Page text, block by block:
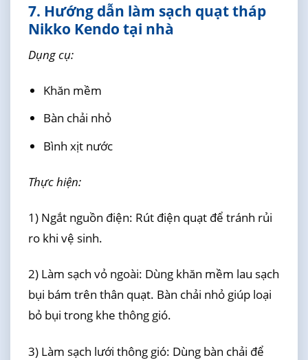
7. Hướng dẫn làm sạch quạt tháp
Nikko Kendo tại nhà
Dụng cụ:
Khăn mềm
Bàn chải nhỏ
Bình xịt nước
Thực hiện:
1) Ngắt nguồn điện: Rút điện quạt để tránh rủi
ro khi vệ sinh.
2) Làm sạch vỏ ngoài: Dùng khăn mềm lau sạch
bụi bám trên thân quạt. Bàn chải nhỏ giúp loại
bỏ bụi trong khe thông gió.
3) Làm sạch lưới thông gió: Dùng bàn chải để